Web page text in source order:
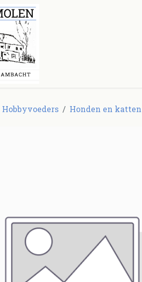
Hobbyvoeders Honden en katten